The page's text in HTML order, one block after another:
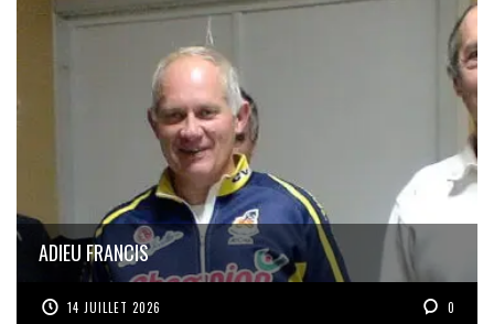
ADIEU FRANCIS
14 JUILLET 2026 0